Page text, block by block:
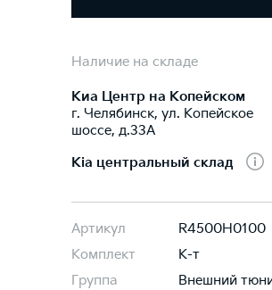
Наличие на складе
Киа Центр на Копейском
г. Челябинск, ул. Копейское
шоссе, д.33А
Kia центральный склад
Артикул
R4500H0100
Комплект
К-т
Группа
Внешний